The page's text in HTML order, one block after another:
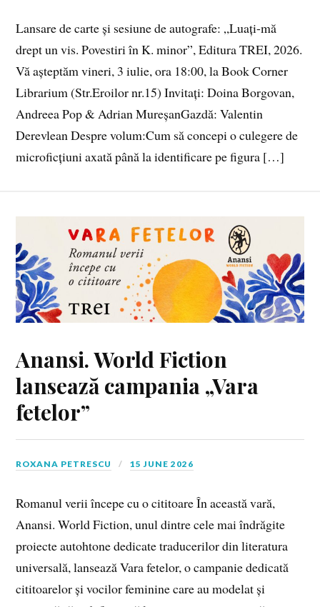
Lansare de carte și sesiune de autografe: „Luați-mă
drept un vis. Povestiri în K. minor”, Editura TREI, 2026.
Vă așteptăm vineri, 3 iulie, ora 18:00, la Book Corner
Librarium (Str.Eroilor nr.15) Invitați: Doina Borgovan,
Andreea Pop & Adrian MureșanGazdă: Valentin
Derevlean Despre volum:Cum să concepi o culegere de
microficțiuni axată până la identificare pe figura […]
Anansi. World Fiction
lansează campania „Vara
fetelor”
ROXANA PETRESCU 15 JUNE 2026
Romanul verii începe cu o cititoare În această vară,
Anansi. World Fiction, unul dintre cele mai îndrăgite
proiecte autohtone dedicate traducerilor din literatura
universală, lansează Vara fetelor, o campanie dedicată
cititoarelor și vocilor feminine care au modelat și